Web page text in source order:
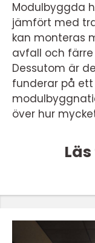
Modulbyggda
jämfört med
kan monteras
avfall och
Dessutom är
funderar på
över hur